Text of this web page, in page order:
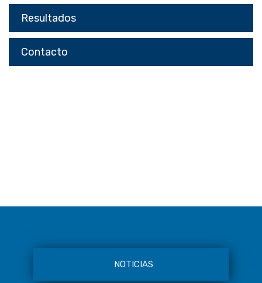
Resultados
Contacto
NOTICIAS